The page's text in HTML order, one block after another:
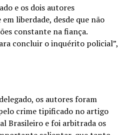
e os dois autores
liberdade, desde que não
constante na fiança.
concluir o inquérito policial”,
os autores foram
crime tipificado no artigo
Brasileiro e foi arbitrada os